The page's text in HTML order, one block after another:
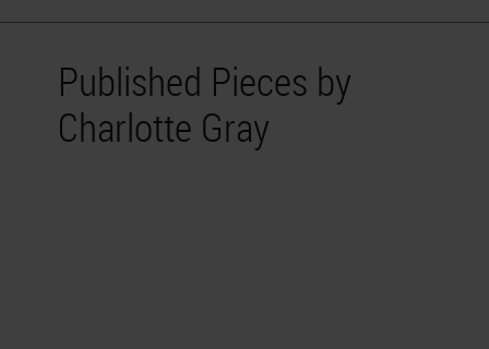
Published Pieces by
Charlotte Gray